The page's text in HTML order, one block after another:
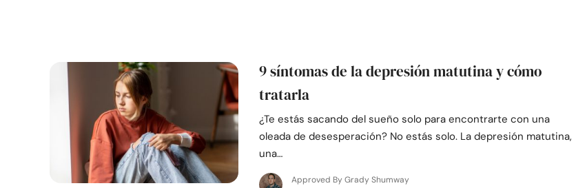
9 síntomas de la depresión matutina y cómo
tratarla
¿Te estás sacando del sueño solo para encontrarte con una
oleada de desesperación? No estás solo. La depresión matutina,
una…
Approved By Grady Shumway